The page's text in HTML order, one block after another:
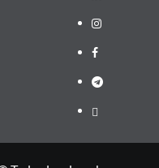
Instagram
Facebook
Telegram
PayPal